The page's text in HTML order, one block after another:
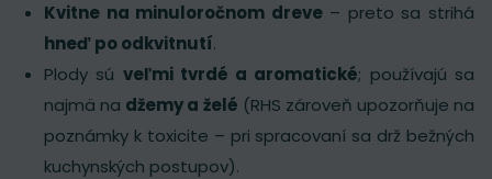
Kvitne na minuloročnom dreve– preto sa strihá
hneď po odkvitnutí.
Plody sú veľmi tvrdé a aromatické; používajú sa
najmä na džemy a želé (RHS zároveň upozorňuje na
poznámky k toxicite – pri spracovaní sa drž bežných
kuchynských postupov).